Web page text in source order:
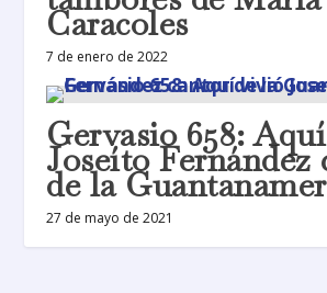
Caracoles
7 de enero de 2022
Gervasio 658:
Joseíto Fernández
de la
27 de mayo de 2021